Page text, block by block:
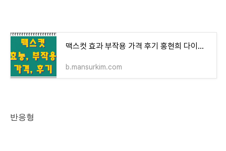
맥스컷 효과 부작용 가격 후기 홍현희 다이어트 약
b.mansurkim.com
반응형